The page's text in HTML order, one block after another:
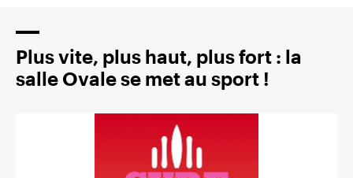
Plus vite, plus haut, plus fort : la
salle Ovale se met au sport !